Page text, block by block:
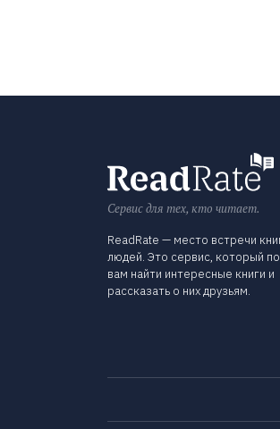
Сервис для тех, кто читает.
ReadRate — место встречи
людей. Это сервис, который
вам найти интересные книги и
рассказать о них друзьям.